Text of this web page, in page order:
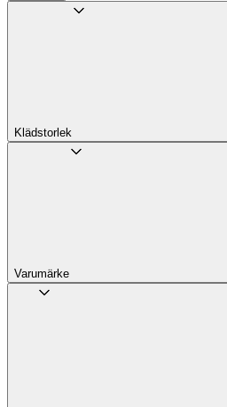
Klädstorlek
Varumärke